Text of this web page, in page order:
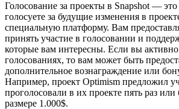
Голосование за проекты в Snapshot —
голосуете за будущие изменения в
специальную платформу. Вам
принять участие в голосовании и
которые вам интересны. Если вы активно
голосованиях, то вам может быть
дополнительное вознаграждение или
Например, проект Optimism предложил
проголосовали в их проекте пять раз или
размере 1.000$.